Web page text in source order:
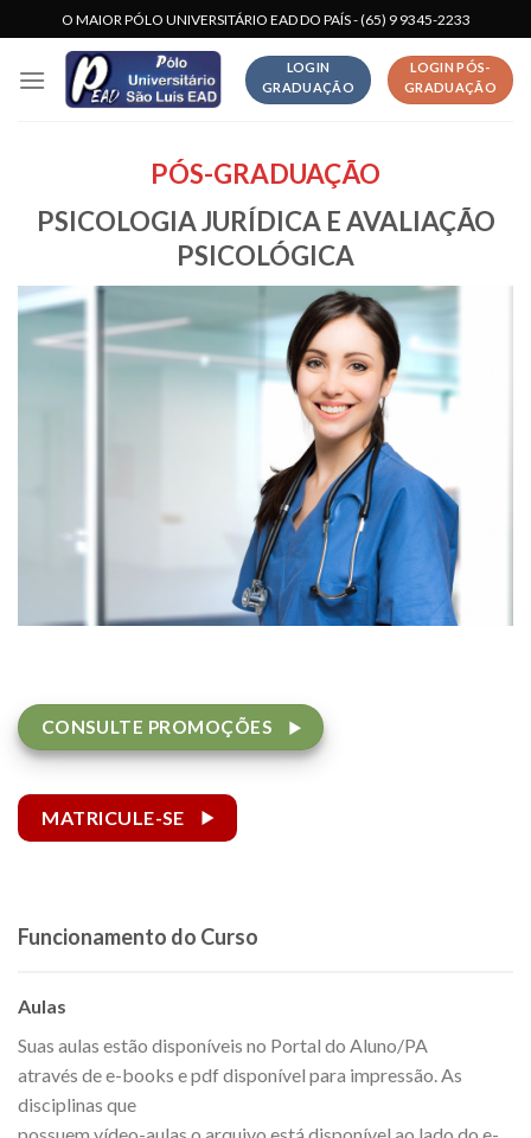
to
content
O MAIOR PÓLO UNIVERSITÁRIO EAD DO PAÍS - (65) 9 9345-2233
LOGIN
GRADUAÇÃO
LOGIN PÓS-
GRADUAÇÃO
PÓS-GRADUAÇÃO
PSICOLOGIA JURÍDICA E AVALIAÇÃO
PSICOLÓGICA
CONSULTE PROMOÇÕES
MATRICULE-SE
Funcionamento do Curso
Aulas
Suas aulas estão disponíveis no Portal do Aluno/PA
através de e-books e pdf disponível para impressão. As
disciplinas que